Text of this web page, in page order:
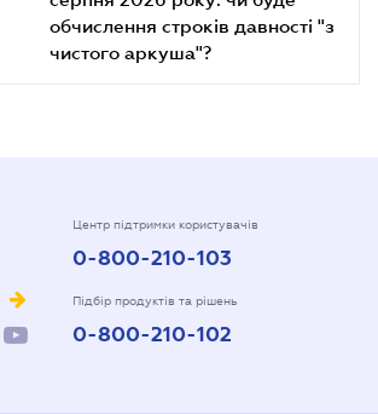
обчислення строків давності "з
чистого аркуша"?
Центр підтримки користувачів
0-800-210-103
Підбір продуктів та рішень
0-800-210-102